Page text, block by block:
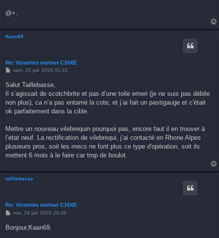
@+.
Kaan69
Re: Visseries moteur C16XE
M
s
a
e
sam. 25 juil. 2026 01:42
Salut Taillebasse,
Il s’agissait de scotchbrite et pas d’une toile emeri (je ne suis pas débile
non plus), ca n’a pas entamé la cote, et j’ai fait un pastigauge et c'était
ok parfaitement dans la cible.
Mettre un nouveau vilebrequin pourquoi pas, encore faut il en trouver à
l’etat neuf. La rectification de vilebrequi, j’ai contacté en Rhone Alpes
plusieurs pros, soit les mecs ne font plus ce type d'opération, soit ils
mettent 6 mois à le faire car trop de boulot.
tallilebasse
Re: Visseries moteur C16XE
M
s
mer. 29 juil. 2026 20:36
Bonjour,Kaan69.